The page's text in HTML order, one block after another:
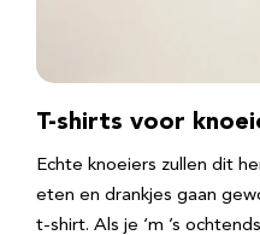
T-shirts voor
Echte knoeiers zullen dit
eten en drankjes gaan
t-shirt. Als je ‘m ’s